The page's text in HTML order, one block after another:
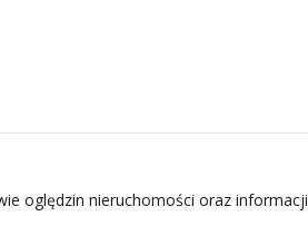
oględzin nieruchomości oraz informacji